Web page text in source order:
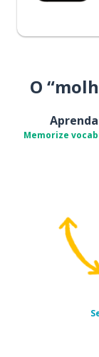
O
Aprenda
Memorize